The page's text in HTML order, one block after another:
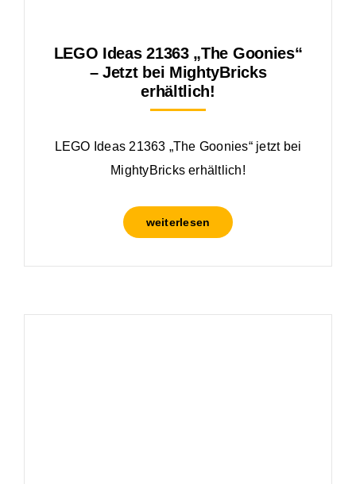
LEGO Ideas 21363 „The Goonies“
– Jetzt bei MightyBricks
erhältlich!
LEGO Ideas 21363 „The Goonies“ jetzt bei
MightyBricks erhältlich!
weiterlesen